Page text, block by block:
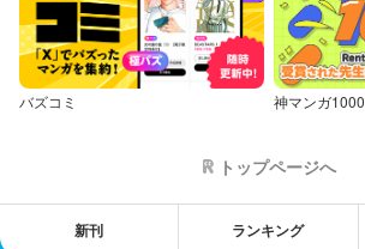
バズコミ 神マンガ1000
トップページへ
新刊 ランキング